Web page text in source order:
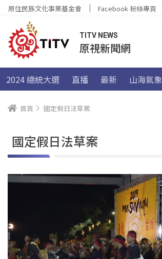
原住民族文化事業基金會 Facebook 粉絲專頁
TITV NEWS
原視新聞網
2024 總統大選 直播 最新 山海氣象
首頁 國定假日法草案
國定假日法草案